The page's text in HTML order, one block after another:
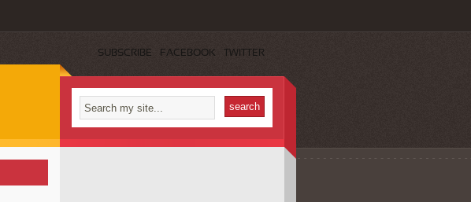
SUBSCRIBE FACEBOOK TWITTER